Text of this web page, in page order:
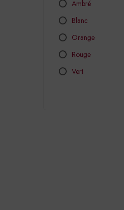
Ambré
Blanc
Orange
Rouge
Vert